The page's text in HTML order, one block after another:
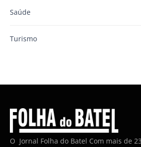
Saúde
Turismo
O Jornal Folha do Batel Com mais de